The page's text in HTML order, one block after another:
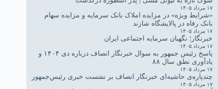
۱۷ مرداد ۱۴۰۵
«شرایط ویژه» در مزایده املاک بانک سرمایه و مزایده سهام
بانک رفاه در پالایشگاه شازند
۱۷ مرداد ۱۴۰۵
خبرنگار؛ نگهبان سرمایه اجتماعی ایران
۱۷ مرداد ۱۴۰۵
پاسخ رئیس جمهور به سوال خبرنگار انصاف درباره دی ۱۴۰۴ و
یادآوری نطق سال ۸۸
۱۷ مرداد ۱۴۰۵
چندپاره‌ی حاشیه‌ای خبرنگار انصاف بر نشست خبری رئیس‌جمهور
۱۷ مرداد ۱۴۰۵